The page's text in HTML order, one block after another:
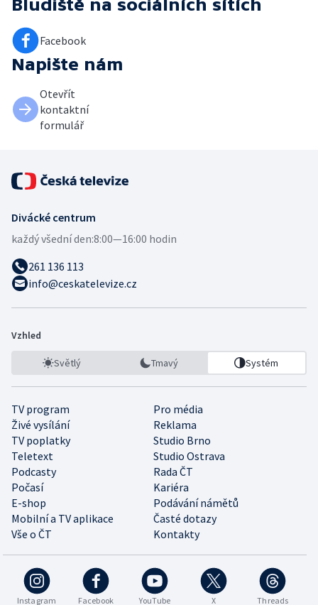
Bludiště na sociálních sítích
Facebook
Napište nám
Otevřít
kontaktní
formulář
Divácké centrum
každý všední den:8:00—16:00 hodin
261 136 113
info@ceskatelevize.cz
Vzhled
Světlý Tmavý Systém
TV program
Pro média
Živé vysílání
Reklama
TV poplatky
Studio Brno
Teletext
Studio Ostrava
Podcasty
Rada ČT
Počasí
Kariéra
E-shop
Podávání námětů
Mobilní a TV aplikace
Časté dotazy
Vše o ČT
Kontakty
Instagram Facebook YouTube X Threads